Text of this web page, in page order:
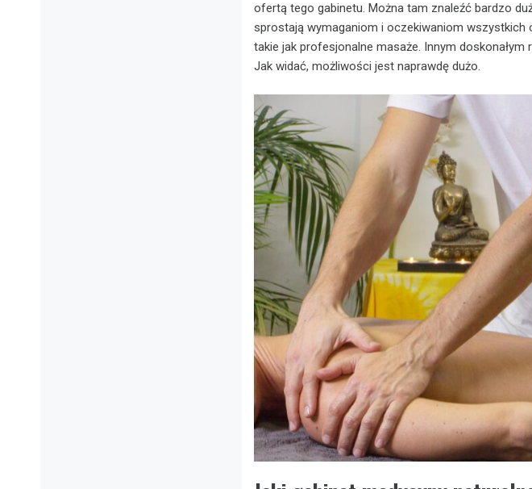
ofertą tego gabinetu. Można tam znaleźć bardzo
sprostają wymaganiom i oczekiwaniom wszystkich
takie jak profesjonalne masaże. Innym
Jak widać, możliwości jest naprawdę dużo.